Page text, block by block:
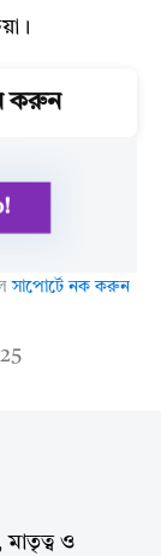
করুন
সাপোর্টে নক করুন
মাতৃত্ব ও